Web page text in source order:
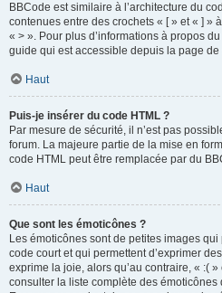
BBCode est similaire à l’architecture du
contenues entre des crochets « [ » et « ] »
« > ». Pour plus d’informations à propos
guide qui est accessible depuis la page de
Haut
Puis-je insérer du code HTML ?
Par mesure de sécurité, il n’est pas
forum. La majeure partie de la mise en
code HTML peut être remplacée par du
Haut
Que sont les émoticônes ?
Les émoticônes sont de petites images
code court et qui permettent d’exprimer
exprime la joie, alors qu’au contraire, « :(
consulter la liste complète des